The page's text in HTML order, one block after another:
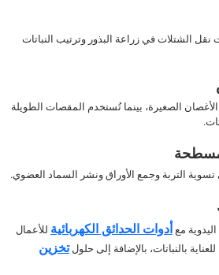
نقل الشتلات في زراعة البذور وترتيب النباتات
الصغيرة، بينما تُستخدم المقصات الطويلة
التربة وجمع الأوراق ونشر السماد العضوي.
مع أدوات الحدائق الكهربائية للأعمال
للعناية بالنباتات، بالإضافة إلى حلولتخزين